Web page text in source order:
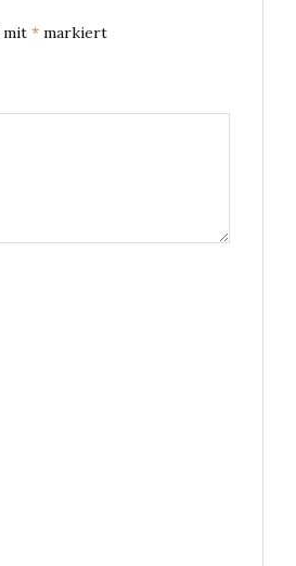
mit * markiert